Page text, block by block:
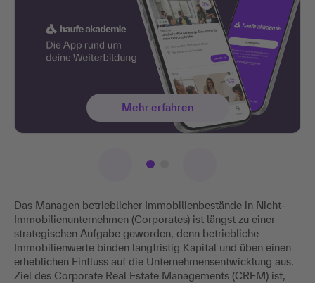
Das Managen betrieblicher Immobilienbestände in Nicht-
Immobilienunternehmen (Corporates) ist längst zu einer
strategischen Aufgabe geworden, denn betriebliche
Immobilienwerte binden langfristig Kapital und üben einen
erheblichen Einfluss auf die Unternehmensentwicklung aus.
Ziel des Corporate Real Estate Managements (CREM) ist,
Mehr erfahren